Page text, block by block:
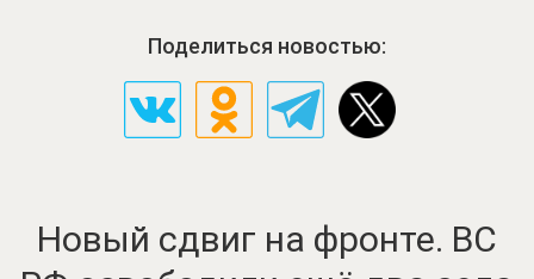
Поделиться новостью:
Новый сдвиг на фронте. ВС